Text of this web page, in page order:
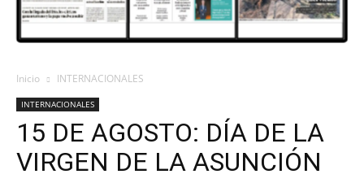
107.1
Inicio INTERNACIONALES
INTERNACIONALES
15 DE AGOSTO: DÍA DE LA
VIRGEN DE LA ASUNCIÓN